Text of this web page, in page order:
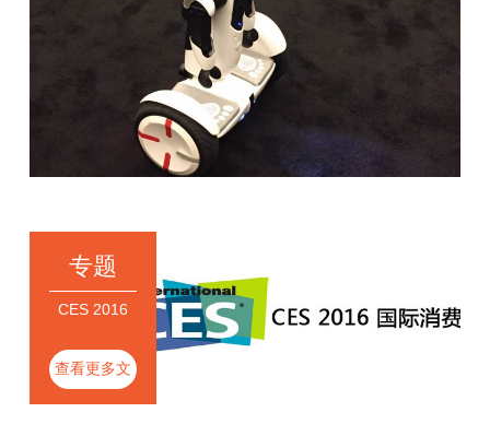
专题
CES 2016
查看更多文
章